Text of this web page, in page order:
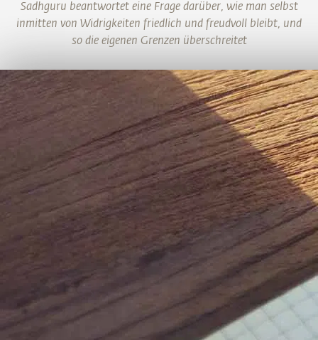
Sadhguru beantwortet eine Frage darüber, wie man selbst
inmitten von Widrigkeiten friedlich und freudvoll bleibt, und
so die eigenen Grenzen überschreitet